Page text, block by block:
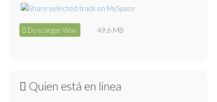
Descargar Wav 49.6 MB
Quien está en linea